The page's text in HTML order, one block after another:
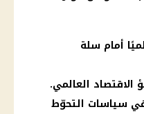
أمام سلة
العالمي.
في سياسات التحوّط